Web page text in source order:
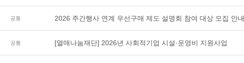
공통 2026 주간행사 연계 우선구매 제도 설명회 참여 대상 모집 안내
공통 [열매나눔재단] 2026년 사회적기업 시설·운영비 지원사업